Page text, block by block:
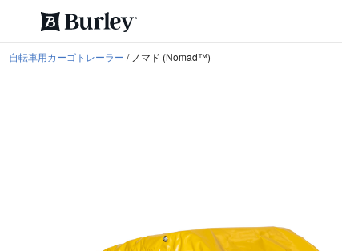
自転車用カーゴトレーラー / ノマド (Nomad™)